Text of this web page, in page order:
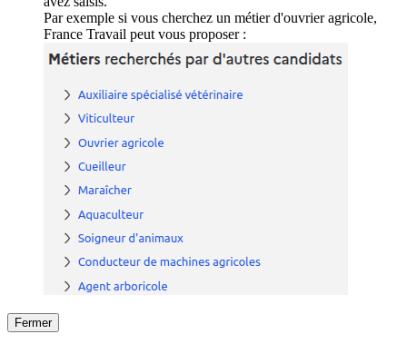
Par exemple si vous cherchez un métier d'ouvrier agricole,
France Travail peut vous proposer :
Fermer